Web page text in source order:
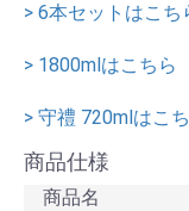
> 6本セットはこち
> 1800mlはこちら
> 守禮 720mlはこ
商品仕様
商品名